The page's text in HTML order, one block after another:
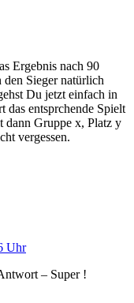
Ergebnis nach 90
Sieger natürlich
Du jetzt einfach in
das entsprchende Spielt
dann Gruppe x, Platz y
vergessen.
Uhr
– Super !